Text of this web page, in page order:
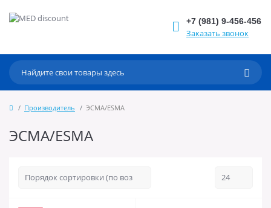
+7 (981) 9-456-456
Заказать звонок
Производитель ЭСМА/ESMA
ЭСМА/ESMA